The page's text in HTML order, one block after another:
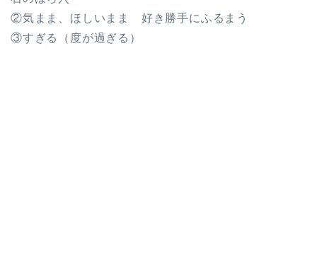
②気まま、ほしいまま 好き勝手にふるまう
③すぎる（度が過ぎる）